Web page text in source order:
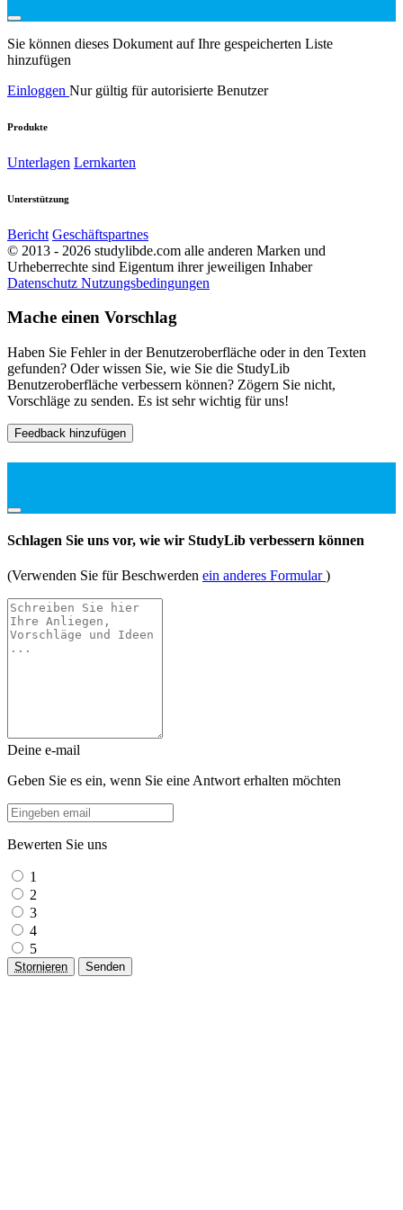
Sie können dieses Dokument auf Ihre gespeicherten Liste
hinzufügen
Einloggen Nur gültig für autorisierte Benutzer
Produkte
Unterlagen Lernkarten
Unterstützung
Bericht Geschäftspartnes
© 2013 - 2026 studylibde.com alle anderen Marken und
Urheberrechte sind Eigentum ihrer jeweiligen Inhaber
Datenschutz Nutzungsbedingungen
Mache einen Vorschlag
Haben Sie Fehler in der Benutzeroberfläche oder in den Texten
gefunden? Oder wissen Sie, wie Sie die StudyLib
Benutzeroberfläche verbessern können? Zögern Sie nicht,
Vorschläge zu senden. Es ist sehr wichtig für uns!
Feedback hinzufügen
Schlagen Sie uns vor, wie wir StudyLib verbessern können
(Verwenden Sie für Beschwerden ein anderes Formular)
Deine e-mail
Geben Sie es ein, wenn Sie eine Antwort erhalten möchten
Bewerten Sie uns
1
2
3
4
5
Stornieren Senden